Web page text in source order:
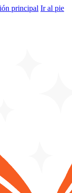
principal Ir al pie